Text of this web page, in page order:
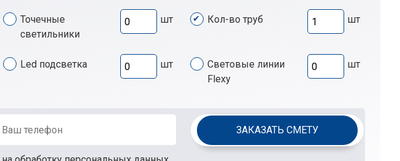
Точечные
светильники
шт Кол-во труб шт
Led подсветка шт
Световые линии
Flexy
шт
ЗАКАЗАТЬ СМЕТУ